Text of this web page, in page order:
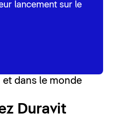
lancement sur le
et dans le monde
Duravit